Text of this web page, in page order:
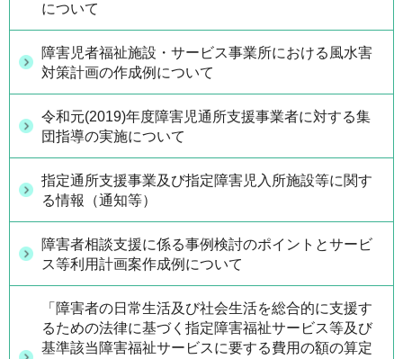
について
障害児者福祉施設・サービス事業所における風水害
対策計画の作成例について
令和元(2019)年度障害児通所支援事業者に対する集
団指導の実施について
指定通所支援事業及び指定障害児入所施設等に関す
る情報（通知等）
障害者相談支援に係る事例検討のポイントとサービ
ス等利用計画案作成例について
「障害者の日常生活及び社会生活を総合的に支援す
るための法律に基づく指定障害福祉サービス等及び
基準該当障害福祉サービスに要する費用の額の算定